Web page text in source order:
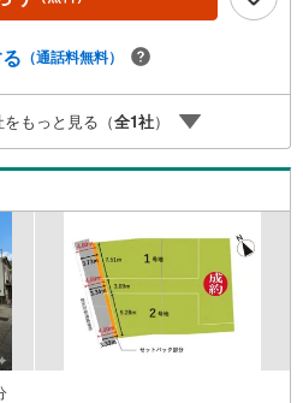
にお任せ下さい■お客様駐車場、キッズ
も大歓迎です。 お子様連れでもご安
新築戸建や、1000万円台の中古マン
を取り扱っています。Yahoo！不動
件もご紹介できます。お気軽にお問
ームページへは「C21アクロス」で
（通話料無料）
もっと見る（全1社）